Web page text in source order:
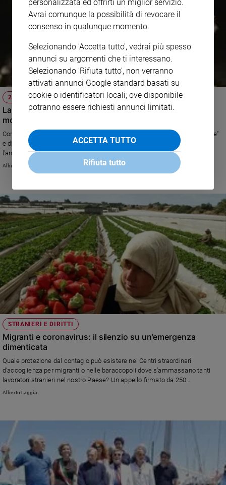
25 APRILE
La festa vista dai giovani: "La liberazione? Ripartire in
modo nuovo"
Come vivono la ricorrenza del 25 aprile due attivisti del "Fridays For Future"
e di "Libera". "La memoria storica è la profilassi della democrazia e
l'antidoto al rischio di nuovi totalitarismi".
Alberto Laggia
STRANIERI E DIRITTI
Migranti e coronavirus: il silenzio su un'emergenza
dimenticata
Quale protezione dal contagio può esistere nei Centri straordinari
d’accoglienza per migranti o nelle baraccopoli dove s’ammassano tanti
lavoratori stranieri nel nostro Paese? Un appello firmato da 250
associazioni ricorda che l'emergenza sta mettendo a rischio i fondamentali
Alberto Laggia
personalizzata ed offrirti un miglior servizio.
Avrai comunque la possibilità di revocare il
consenso in qualunque momento.
Selezionando 'Accetta tutto', vedrai più spesso
annunci su argomenti che ti interessano.
Selezionando 'Rifiuta tutto', non verranno
attivati annunci Google standard basati su
cookie o identificatori locali; ove disponibile
potranno essere richiesti annunci limitati.
ACCETTA TUTTO
Rifiuta tutto